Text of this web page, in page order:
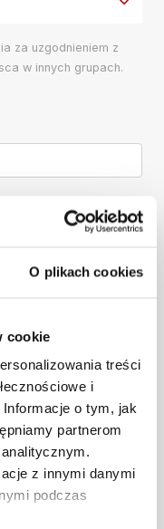
O plikach cookies
cookie
treści
i
o tym, jak
partnerom
z innymi danymi
podczas
za uzgodnieniem z
w innych grupach.
biura zawodów, boks
raz